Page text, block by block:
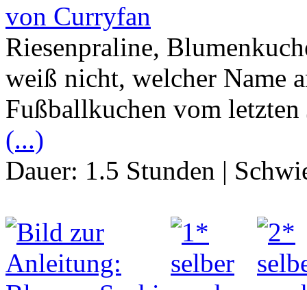
von Curryfan
Riesenpraline,
weiß nicht, welcher Name
Fußballkuchen vom
(...)
Dauer: 1.5 Stunden |